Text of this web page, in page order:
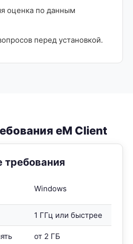
оценка по данным
перед установкой.
eM Client
Windows
1 ГГц или быстрее
от 2 ГБ